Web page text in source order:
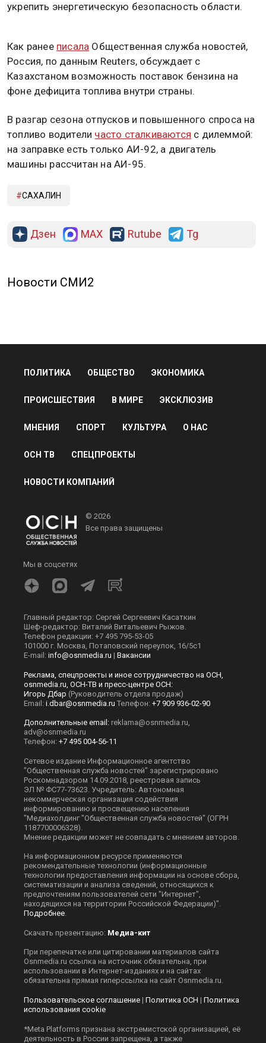
укрепить энергетическую безопасность области.
Как ранее писала Общественная служба новостей,
Россия, по данным Reuters, обсуждает с
Казахстаном возможность поставок бензина на
фоне дефицита топлива внутри страны.
В разгар сезона отпусков и повышенного спроса на
топливо водители часто сталкиваются с дилеммой:
на заправке есть только АИ-92, а двигатель
машины рассчитан на АИ-95.
САХАЛИН
Дзен MAX Rutube Tg
Новости СМИ2
ПОЛИТИКА ОБЩЕСТВО ЭКОНОМИКА
ПРОИСШЕСТВИЯ В МИРЕ ЭКСКЛЮЗИВ
МНЕНИЯ СПОРТ КУЛЬТУРА О НАС
ОСН ТВ СПЕЦПРОЕКТЫ
НОВОСТИ КОМПАНИЙ
© 2026
Все права защищены
Мы в соцсетях
Главный редактор: Сергей Сергеевич Касаткин
Шеф-редактор: Виталий Витальевич Рыжов.
Телефон редакции: +7 495 795-53-05
101000 г. Москва, Потаповский переулок, 16/5с1
E-mail: info@osnmedia.ru | Вакансии
Реклама, спецпроекты и иное сотрудничество на ОСН,
osnmedia.ru, ОСН-ТВ и пресс-центре ОСН:
Игорь Дбар (Руководитель отдела продаж)
Email: i.dbar@osnmedia.ru Телефон: +7 909 936-02-90
Дополнительные email: reklama@osnmedia.ru
adv@osnmedia.ru
Телефон: +7 495 004-56-11
Сетевое издание Информационное агентство
"Общественная служба новостей" зарегистрировано
Роскомнадзором 14.09.2018, реестровая запись
ЭЛ № ФС77-73623. Учредитель: Автономная
некоммерческая организация содействия
информированию и просвещению населения
"Медиахолдинг "Общественная служба новостей" (ОГРН
1187700006328).
Мнение редакции может не совпадать с мнением авторов.
На информационном ресурсе применяются
рекомендательные технологии (информационные
технологии предоставления информации на основе сбора,
систематизации и анализа сведений, относящихся к
предпочтениям пользователей сети "Интернет",
находящихся на территории Российской Федерации)".
Подробнее
Скачать презентацию: Медиа-кит
При перепечатке или цитировании материалов сайта
Оsnmedia.ru ссылка на источник обязательна, при
использовании в Интернет-изданиях и на сайтах
обязательна прямая гиперссылка на сайт Оsnmedia.ru.
Пользовательское соглашение | Политика ОСН | Политика
использования cookie
*Meta Platforms признана экстремистской организацией, её
деятельность в России запрещена, а также